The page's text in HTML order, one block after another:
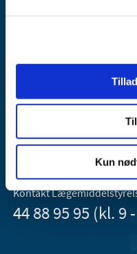
Kun
Axel Heides Gade 1
Email:dkma@dkma.dk
Lægemiddelstyrelsen er
Sundheds- og
Kontakt
44 88 95 95 (kl. 9